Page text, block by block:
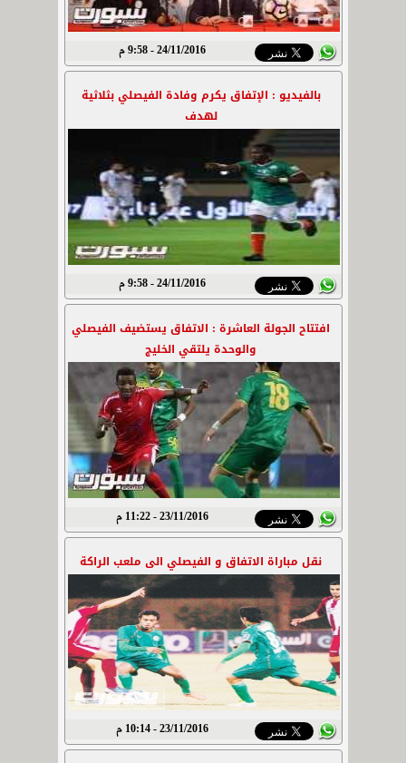
24/11/2016 - 9:58 م
بالفيديو : الإتفاق يكرم وفادة الفيصلي بثلاثية
لهدف
24/11/2016 - 9:58 م
افتتاح الجولة العاشرة : الاتفاق يستضيف الفيصلي
والوحدة يلتقي الخليج
23/11/2016 - 11:22 م
نقل مباراة الاتفاق و الفيصلي الى ملعب الراكة
23/11/2016 - 10:14 م